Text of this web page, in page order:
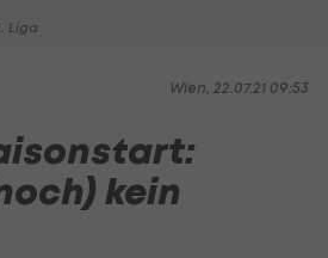
Liga
Wien, 22.07.21 09:53
kein